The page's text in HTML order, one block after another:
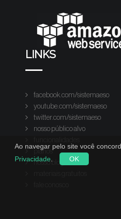
LINKS
facebook.com/sistemaeso
youtube.com/sistemaeso
twitter.com/sistemaeso
nosso público alvo
planos
nosso blog
Ao navegar pelo site você
Privacidade. OK